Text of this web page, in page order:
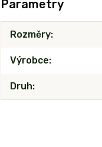
Parametry
Rozměry
Výrobce
Druh